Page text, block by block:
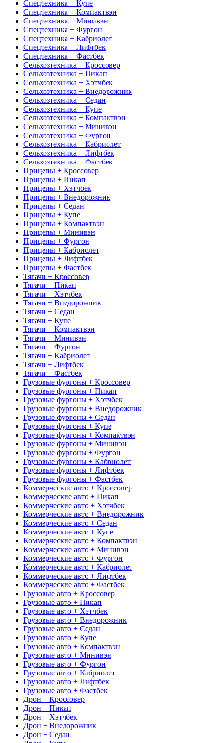
Спецтехника + Купе
Спецтехника + Компактвэн
Спецтехника + Минивэн
Спецтехника + Фургон
Спецтехника + Кабриолет
Спецтехника + Лифтбек
Спецтехника + Фастбек
Сельхозтехника + Кроссовер
Сельхозтехника + Пикап
Сельхозтехника + Хэтчбек
Сельхозтехника + Внедорожник
Сельхозтехника + Седан
Сельхозтехника + Купе
Сельхозтехника + Компактвэн
Сельхозтехника + Минивэн
Сельхозтехника + Фургон
Сельхозтехника + Кабриолет
Сельхозтехника + Лифтбек
Сельхозтехника + Фастбек
Прицепы + Кроссовер
Прицепы + Пикап
Прицепы + Хэтчбек
Прицепы + Внедорожник
Прицепы + Седан
Прицепы + Купе
Прицепы + Компактвэн
Прицепы + Минивэн
Прицепы + Фургон
Прицепы + Кабриолет
Прицепы + Лифтбек
Прицепы + Фастбек
Тягачи + Кроссовер
Тягачи + Пикап
Тягачи + Хэтчбек
Тягачи + Внедорожник
Тягачи + Седан
Тягачи + Купе
Тягачи + Компактвэн
Тягачи + Минивэн
Тягачи + Фургон
Тягачи + Кабриолет
Тягачи + Лифтбек
Тягачи + Фастбек
Грузовые фургоны + Кроссовер
Грузовые фургоны + Пикап
Грузовые фургоны + Хэтчбек
Грузовые фургоны + Внедорожник
Грузовые фургоны + Седан
Грузовые фургоны + Купе
Грузовые фургоны + Компактвэн
Грузовые фургоны + Минивэн
Грузовые фургоны + Фургон
Грузовые фургоны + Кабриолет
Грузовые фургоны + Лифтбек
Грузовые фургоны + Фастбек
Коммерческие авто + Кроссовер
Коммерческие авто + Пикап
Коммерческие авто + Хэтчбек
Коммерческие авто + Внедорожник
Коммерческие авто + Седан
Коммерческие авто + Купе
Коммерческие авто + Компактвэн
Коммерческие авто + Минивэн
Коммерческие авто + Фургон
Коммерческие авто + Кабриолет
Коммерческие авто + Лифтбек
Коммерческие авто + Фастбек
Грузовые авто + Кроссовер
Грузовые авто + Пикап
Грузовые авто + Хэтчбек
Грузовые авто + Внедорожник
Грузовые авто + Седан
Грузовые авто + Купе
Грузовые авто + Компактвэн
Грузовые авто + Минивэн
Грузовые авто + Фургон
Грузовые авто + Кабриолет
Грузовые авто + Лифтбек
Грузовые авто + Фастбек
Дрон + Кроссовер
Дрон + Пикап
Дрон + Хэтчбек
Дрон + Внедорожник
Дрон + Седан